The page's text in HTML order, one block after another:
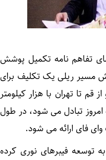
تفاهم نامه تکمیل پوشش
مسیر ریلی یک تکلیف برای
تا تهران با هزار کیلومتر
تبادل می شود، در طول
فای ارائه می شود.
توسعه فیبرهای نوری کرده